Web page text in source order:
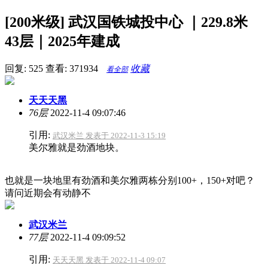
[200米级] 武汉国铁城投中心 ｜229.8米
43层｜2025年建成
回复: 525 查看: 371934 看全部 收藏
天天天黑
76层2022-11-4 09:07:46
引用: 武汉米兰 发表于 2022-11-3 15:19
美尔雅就是劲酒地块。
也就是一块地里有劲酒和美尔雅两栋分别100+，150+对吧？
请问近期会有动静不
武汉米兰
77层2022-11-4 09:09:52
引用: 天天天黑 发表于 2022-11-4 09:07